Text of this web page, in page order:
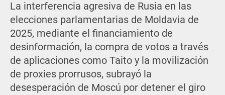
La interferencia agresiva de Rusia en las
elecciones parlamentarias de Moldavia de
2025, mediante el financiamiento de
desinformación, la compra de votos a través
de aplicaciones como Taito y la movilización
de proxies prorrusos, subrayó la
desesperación de Moscú por detener el giro